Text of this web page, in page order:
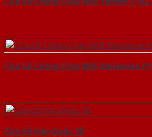
Cửa Gỗ Chống Cháy MDF Melamine P1
Cửa Gỗ Hàn Quốc 1B